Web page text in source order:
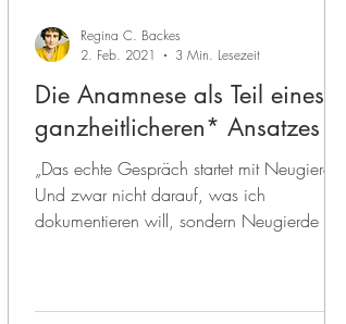
Die Anamnese als Teil eines
ganzheitlicheren* Ansatzes
„Das echte Gespräch startet mit Neugierde.
Und zwar nicht darauf, was ich
dokumentieren will, sondern Neugierde auf
Regina C. Backes
2. Feb. 2021
3 Min. Lesezeit